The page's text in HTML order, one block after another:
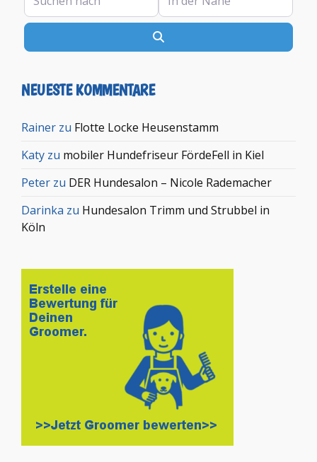
NEUESTE KOMMENTARE
Rainer zu Flotte Locke Heusenstamm
Katy zu mobiler Hundefriseur FördeFell in Kiel
Peter zu DER Hundesalon – Nicole Rademacher
Darinka zu Hundesalon Trimm und Strubbel in
Köln